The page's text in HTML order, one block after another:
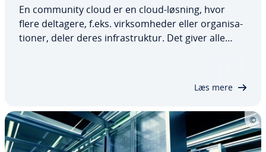
En community cloud er en cloud-løsning, hvor
flere deltagere, f.eks. virk­som­he­der eller or­ga­ni­sa­
tio­ner, deler deres in­fra­struk­tur. Det giver alle
Læs mere